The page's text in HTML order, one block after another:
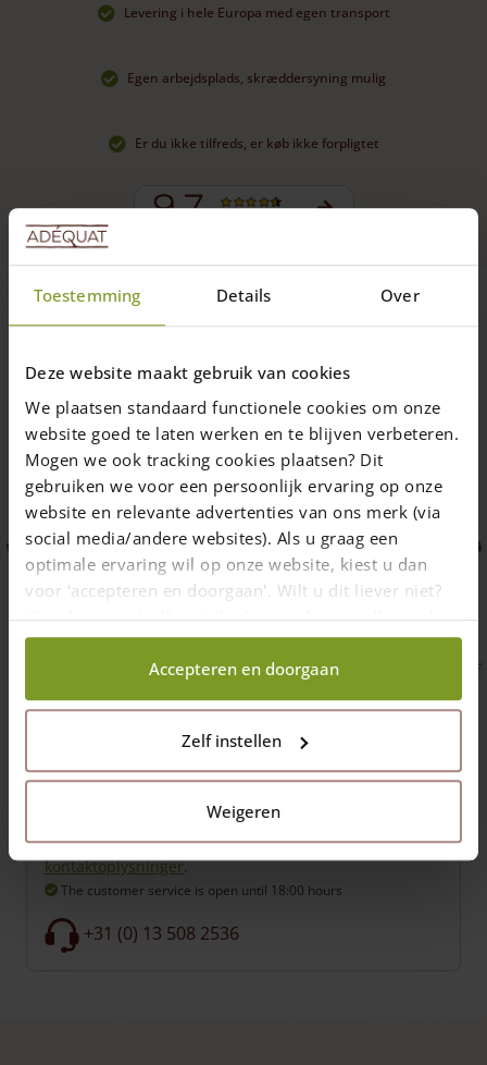
Toestemming Details Over
Deze website maakt gebruik van cookies
We plaatsen standaard functionele cookies om onze
website goed te laten werken en te blijven verbeteren.
Mogen we ook tracking cookies plaatsen? Dit
gebruiken we voor een persoonlijk ervaring op onze
website en relevante advertenties van ons merk (via
social media/andere websites). Als u graag een
optimale ervaring wil op onze website, kiest u dan
voor ‘accepteren en doorgaan'. Wilt u dit liever niet?
Kies dan voor ‘zelf instellen’ en geef aan welke cookies
wij wel mogen verzamelen.
Accepteren en doorgaan
Zelf instellen
Weigeren
Levering i hele Europa med egen transport
Egen arbejdsplads, skræddersyning mulig
Er du ikke tilfreds, er køb ikke forpligtet
9.7 4432 anmeldelser
Under rubrikken Øvrigt finder du diverse trærelaterede
ved opsætning af hegn og låger.
Spørgsmål?
Ring til vores ekspert eller kig på vores side med
kontaktoplysninger.
The customer service is open until 18:00 hours
+31 (0) 13 508 2536